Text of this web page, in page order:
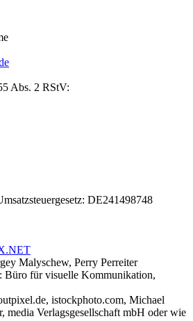
Abs. 2 RStV:
DE241498748
Malyschew, Perry Perreiter
Büro für visuelle Kommunikation,
istockphoto.com, Michael
media Verlagsgesellschaft mbH oder wie